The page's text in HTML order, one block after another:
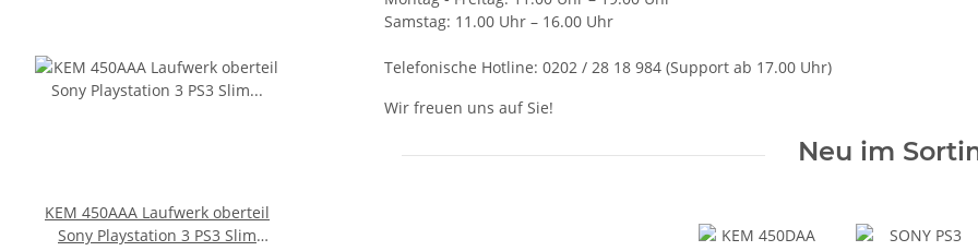
Samstag: 11.00 Uhr – 16.00 Uhr
Telefonische Hotline: 0202 / 28 18 984 (Support ab 17.00 Uhr)
Wir freuen uns auf Sie!
Neu im
KEM 450AAA Laufwerk oberteil
Sony Playstation 3 PS3 Slim
Laser für Sony Playstation 3 PS3